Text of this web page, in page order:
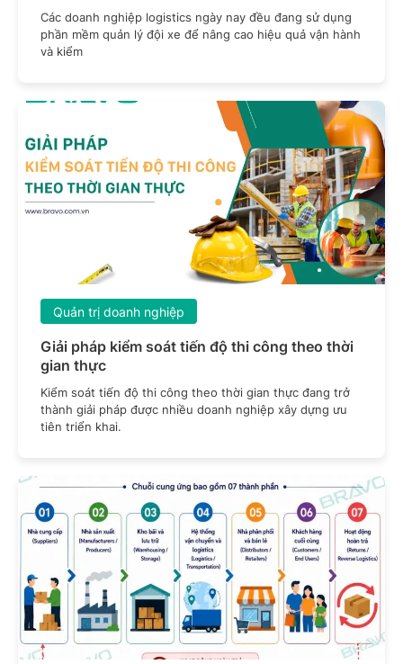
Các doanh nghiệp logistics ngày nay đều đang sử dụng
phần mềm quản lý đội xe để nâng cao hiệu quả vận hành
và kiểm
Giải pháp kiểm soát tiến độ thi công theo thời
gian thực
Quản trị doanh nghiệp
Kiểm soát tiến độ thi công theo thời gian thực đang trở
thành giải pháp được nhiều doanh nghiệp xây dựng ưu
tiên triển khai.